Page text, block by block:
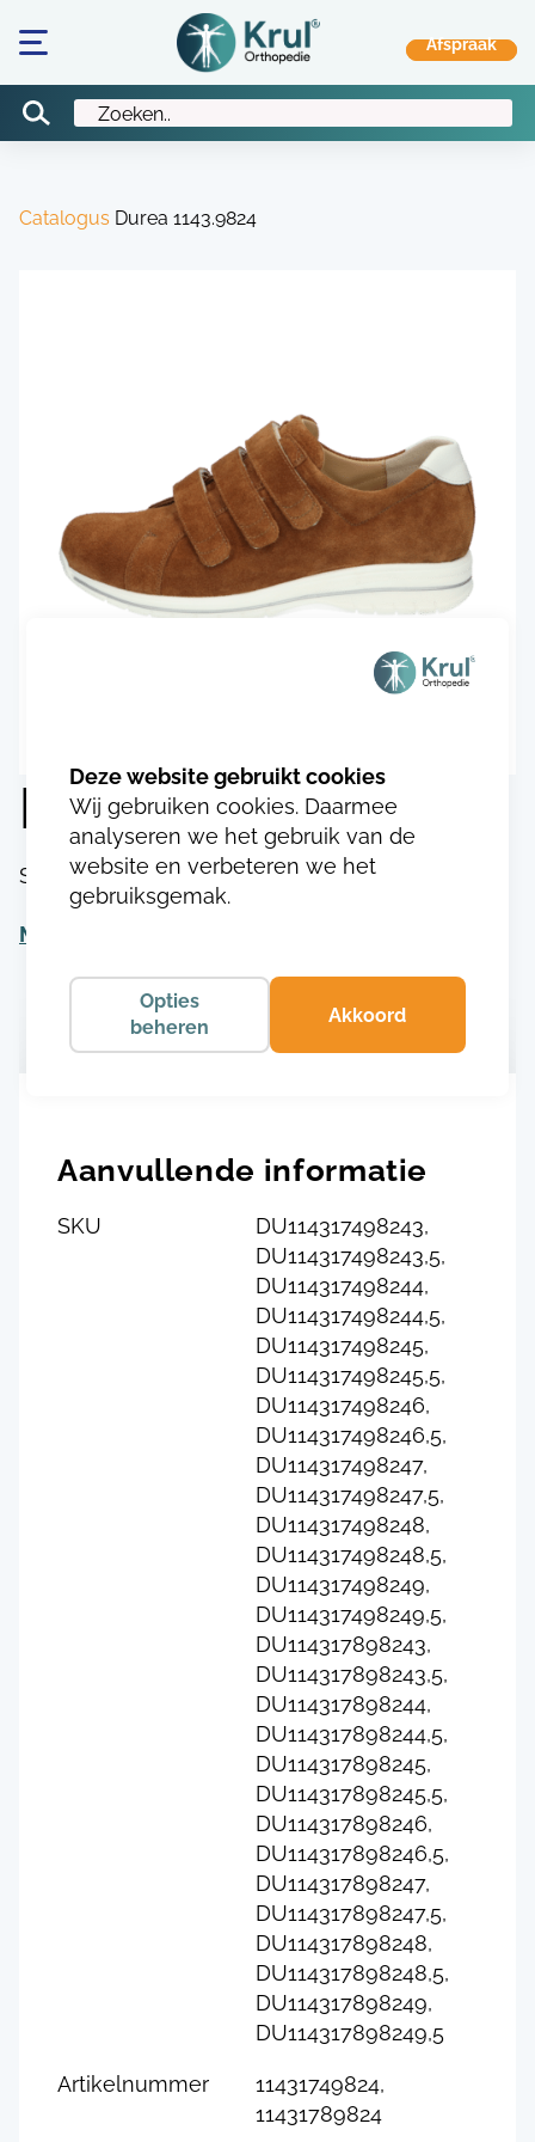
Catalogus Durea 1143.9824
Durea 1143.9824
SKU:DU114317498243
Meer informatie
Aanvullende informatie
SKU
DU114317498243,
DU114317498243,5,
DU114317498244,
DU114317498244,5,
DU114317498245,
DU114317498245,5,
DU114317498246,
DU114317498246,5,
DU114317498247,
DU114317498247,5,
DU114317498248,
DU114317498248,5,
DU114317498249,
DU114317498249,5,
DU114317898243,
DU114317898243,5,
DU114317898244,
DU114317898244,5,
DU114317898245,
DU114317898245,5,
DU114317898246,
DU114317898246,5,
DU114317898247,
DU114317898247,5,
DU114317898248,
DU114317898248,5,
DU114317898249,
DU114317898249,5
Artikelnummer
11431749824,
11431789824
Wij gebruiken cookies. Daarmee
analyseren we het gebruik van de
website en verbeteren we het
gebruiksgemak.
Opties
beheren
Akkoord